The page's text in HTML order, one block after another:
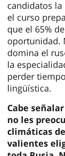
no les
climáticas
valientes
toda Rusia.
educativas
las
encuentran
las
Novosibirsk.
Lejano
especial, y
Estudiantes